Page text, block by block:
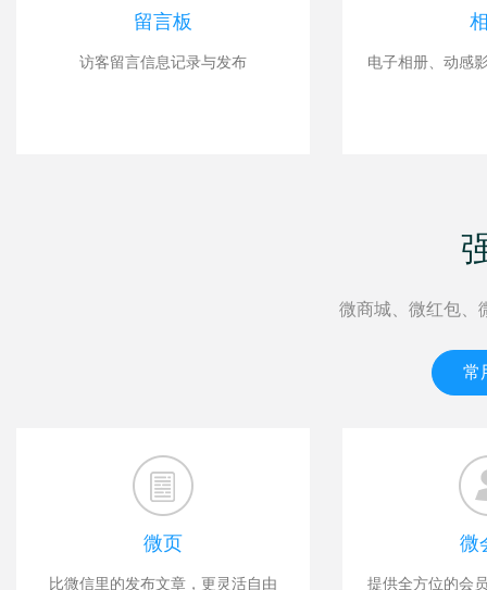
留言板
访客留言信息记录与发布 电子相册、动感
微商城、微红包、
常
微页
比微信里的发布文章，更灵活自由
微
提供全方位的会